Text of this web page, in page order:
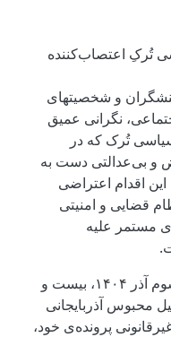
تُرکِ اعتصاب‌کننده
و شخصیتهای
نگرانی عمیق
تُرک که در
و بی‌عدالتی دست به
اقدام اعتراضی
قضایی و امنیتی
مستمر علیه
در روز انتشار این بیانیه، به تاریخ سوم آذر ۱۴۰۴، بیست و
آذربایجانی
پرونده‌‌ی خود،